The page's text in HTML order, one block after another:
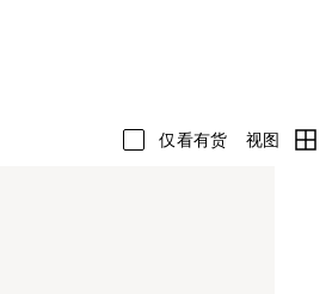
仅看有货 视图